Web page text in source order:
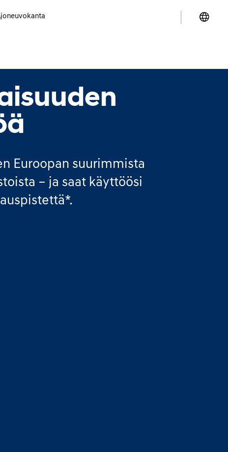
Euroopan suurimmista
– ja saat käyttöösi